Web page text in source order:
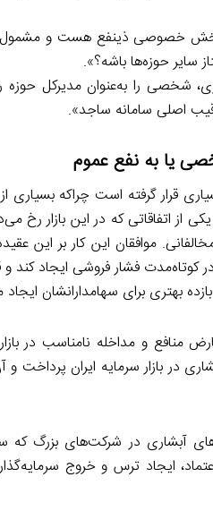
خصوصی ذینفع هست و مشمول
سایر حوزه‌ها باشه؟».
عدالت اداری، شخصی را به‌عنوان
اصلی سامانه ساجد».
یا به نفع عموم
قرار گرفته است چراکه بسیاری
از اتفاقاتی که در این بازار
موافقان این کار بر این
کوتاه‌مدت فشار فروشی ایجاد
بهتری برای سهامدارانشان
منافع و مداخله نامناسب
در بازار سرمایه ایران
ایجاد ترس و خروج